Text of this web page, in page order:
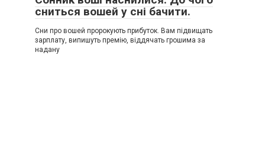
сниться вошей у сні бачити.
Сни про вошей пророкують прибуток. Вам підвищать
зарплату, випишуть премію, віддячать грошима за
надану